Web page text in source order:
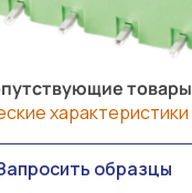
товары
характеристики
образцы